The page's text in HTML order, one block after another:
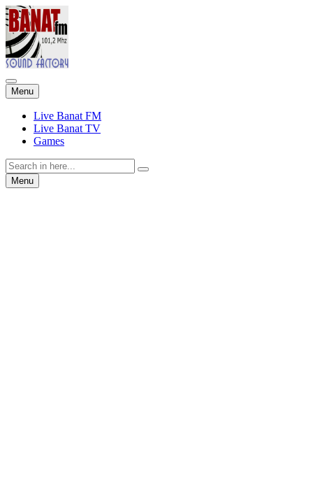
Menu Skip
to
content
Live Banat FM
Live Banat TV
Games
Search
for:Menu Skip
to